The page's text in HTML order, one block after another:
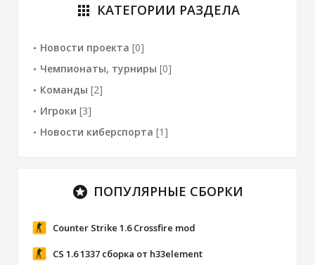
apps КАТЕГОРИИ РАЗДЕЛА
Новости проекта [0]
Чемпионаты, турниры [0]
Команды [2]
Игроки [3]
Новости киберспорта [1]
stars ПОПУЛЯРНЫЕ СБОРКИ
Counter Strike 1.6 Crossfire mod
CS 1.6 1337 сборка от h33element